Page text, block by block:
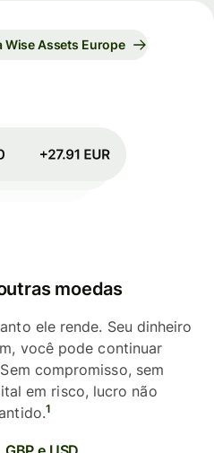
Wise Assets Europe
moedas
ele rende. Seu dinheiro
você pode continuar
compromisso, sem
em risco, lucro não
1